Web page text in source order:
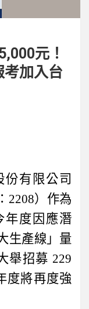
元！
考加入台
份有限公司
2208）作為
年度因應潛
生產線」量
舉招募 229
度將再度強